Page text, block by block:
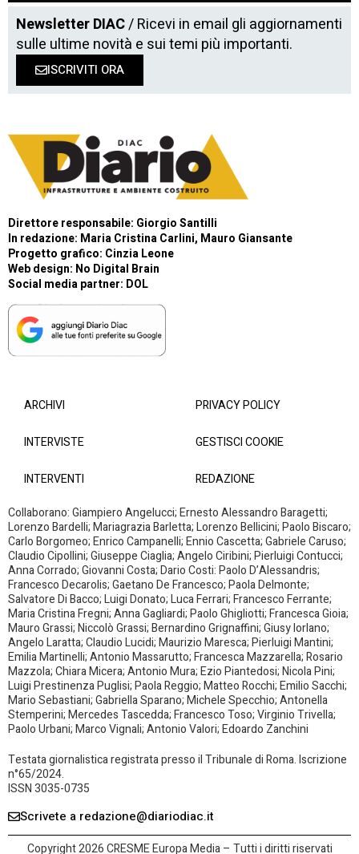
Newsletter DIAC/ Ricevi in email gli aggiornamenti
sulle ultime novità e sui temi più importanti.
ISCRIVITI ORA
Direttore responsabile: Giorgio Santilli
In redazione: Maria Cristina Carlini, Mauro Giansante
Progetto grafico: Cinzia Leone
Web design: No Digital Brain
Social media partner: DOL
ARCHIVI
INTERVISTE
INTERVENTI
PRIVACY POLICY
GESTISCI COOKIE
REDAZIONE
Collaborano: Giampiero Angelucci; Ernesto Alessandro Baragetti;
Lorenzo Bardelli; Mariagrazia Barletta; Lorenzo Bellicini; Paolo Biscaro;
Carlo Borgomeo; Enrico Campanelli; Ennio Cascetta; Gabriele Caruso;
Claudio Cipollini; Giuseppe Ciaglia; Angelo Ciribini; Pierluigi Contucci;
Anna Corrado; Giovanni Costa; Dario Costi: Paolo D’Alessandris;
Francesco Decarolis; Gaetano De Francesco; Paola Delmonte;
Salvatore Di Bacco; Luigi Donato; Luca Ferrari; Francesco Ferrante;
Maria Cristina Fregni; Anna Gagliardi; Paolo Ghigliotti; Francesca Gioia;
Mauro Grassi; Niccolò Grassi; Bernardino Grignaffini; Giusy Iorlano;
Angelo Laratta; Claudio Lucidi; Maurizio Maresca; Pierluigi Mantini;
Emilia Martinelli; Antonio Massarutto; Francesca Mazzarella; Rosario
Mazzola; Chiara Micera; Antonio Mura; Ezio Piantedosi; Nicola Pini;
Luigi Prestinenza Puglisi; Paola Reggio; Matteo Rocchi; Emilio Sacchi;
Mario Sebastiani; Gabriella Sparano; Michele Specchio; Antonella
Stemperini; Mercedes Tascedda; Francesco Toso; Virginio Trivella;
Paolo Urbani; Marco Vignali; Antonio Valori; Edoardo Zanchini
Testata giornalistica registrata presso il Tribunale di Roma. Iscrizione
n°65/2024.
ISSN 3035-0735
Scrivete a redazione@diariodiac.it
Copyright 2026 CRESME Europa Media – Tutti i diritti riservati